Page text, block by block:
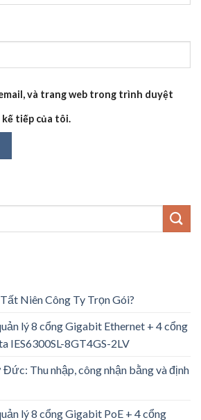
và trang web trong trình duyệt
tiếp của tôi.
Niên Công Ty Trọn Gói?
lý 8 cổng Gigabit Ethernet + 4 cổng
IES6300SL-8GT4GS-2LV
Đức: Thu nhập, công nhận bằng và định
lý 8 cổng Gigabit PoE + 4 cổng